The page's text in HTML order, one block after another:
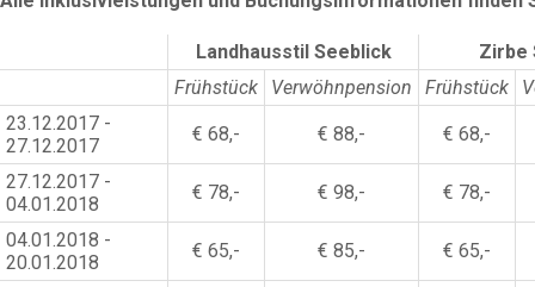
Landhausstil Seeblick
Zirbe
Frühstück
Verwöhnpension Frühstück
23.12.2017 -
27.12.2017
€ 68,- € 88,- € 68,-
27.12.2017 -
04.01.2018
€ 78,- € 98,- € 78,-
04.01.2018 -
20.01.2018
€ 65,- € 85,- € 65,-